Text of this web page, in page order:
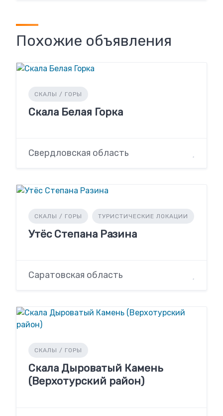
Похожие объявления
СКАЛЫ / ГОРЫ
Скала Белая Горка
Свердловская область
СКАЛЫ / ГОРЫ ТУРИСТИЧЕСКИЕ ЛОКАЦИИ
Утёс Степана Разина
Саратовская область
СКАЛЫ / ГОРЫ
Скала Дыроватый Камень
(Верхотурский район)